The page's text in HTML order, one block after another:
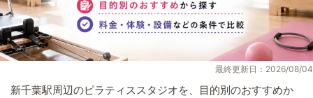
最終更新日：2026/08/04
新千葉駅周辺のピラティススタジオを、目的別のおすすめか